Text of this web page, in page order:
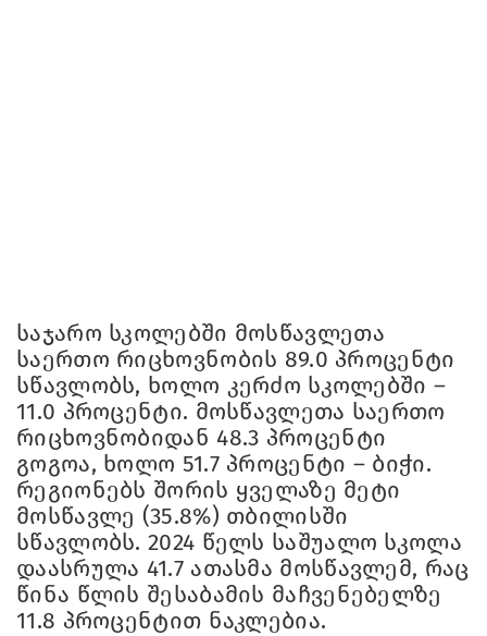
საჯარო სკოლებში მოსწავლეთა
საერთო რიცხოვნობის 89.0 პროცენტი
სწავლობს, ხოლო კერძო სკოლებში –
11.0 პროცენტი. მოსწავლეთა საერთო
რიცხოვნობიდან 48.3 პროცენტი
გოგოა, ხოლო 51.7 პროცენტი – ბიჭი.
რეგიონებს შორის ყველაზე მეტი
მოსწავლე (35.8%) თბილისში
სწავლობს. 2024 წელს საშუალო სკოლა
დაასრულა 41.7 ათასმა მოსწავლემ, რაც
წინა წლის შესაბამის მაჩვენებელზე
11.8 პროცენტით ნაკლებია.